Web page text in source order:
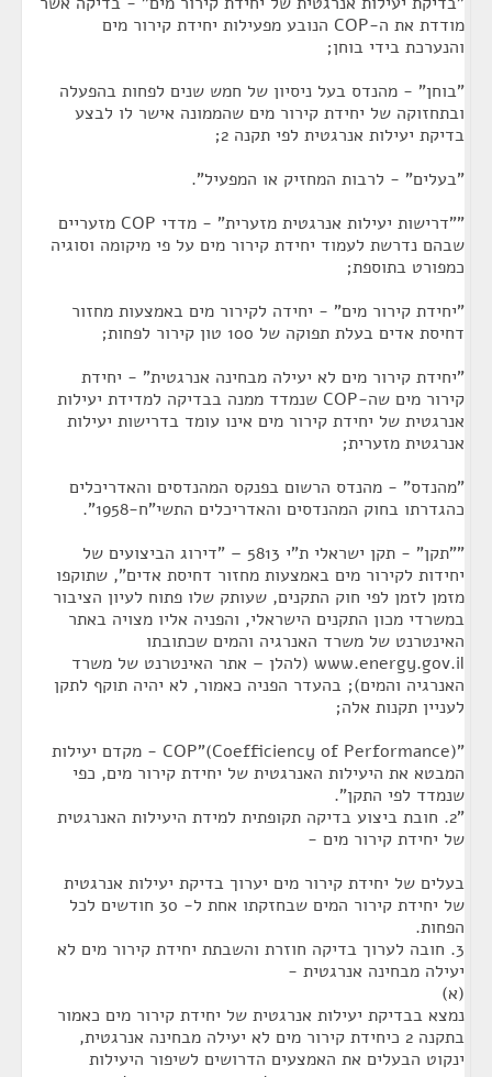
מודדת את ה-COP הנובע מפעילות יחידת קירור מים
והנערכת בידי בוחן;
"בוחן" - מהנדס בעל ניסיון של חמש שנים לפחות בהפעלה
ובתחזוקה של יחידת קירור מים שהממונה אישר לו לבצע
בדיקת יעילות אנרגטית לפי תקנה 2;
"בעלים" - לרבות המחזיק או המפעיל".
""דרישות יעילות אנרגטית מזערית" - מדדי COP מזעריים
שבהם נדרשת לעמוד יחידת קירור מים על פי מיקומה וסוגיה
כמפורט בתוספת;
"יחידת קירור מים" - יחידה לקירור מים באמצעות מחזור
דחיסת אדים בעלת תפוקה של 100 טון קירור לפחות;
"יחידת קירור מים לא יעילה מבחינה אנרגטית" - יחידת
קירור מים שה-COP שנמדד ממנה בבדיקה למדידת יעילות
אנרגטית של יחידת קירור מים אינו עומד בדרישות יעילות
אנרגטית מזערית;
"מהנדס" - מהנדס הרשום בפנקס המהנדסים והאדריכלים
כהגדרתו בחוק המהנדסים והאדריכלים התשי"ח-1958".
""תקן" - תקן ישראלי ת"י 5813 – "דירוג הביצועים של
יחידות לקירור מים באמצעות מחזור דחיסת אדים", שתוקפו
מזמן לזמן לפי חוק התקנים, שעותק שלו פתוח לעיון הציבור
במשרדי מכון התקנים הישראלי, והפניה אליו מצויה באתר
האינטרנט של משרד האנרגיה והמים שכתובתו
www.energy.gov.il (להלן – אתר האינטרנט של משרד
האנרגיה והמים); בהעדר הפניה כאמור, לא יהיה תוקף לתקן
לעניין תקנות אלה;
"COP"(Coefficiency of Performance) - מקדם יעילות
המבטא את היעילות האנרגטית של יחידת קירור מים, כפי
שנמדד לפי התקן".
"2. חובת ביצוע בדיקה תקופתית למידת היעילות האנרגטית
של יחידת קירור מים -
בעלים של יחידת קירור מים יערוך בדיקת יעילות אנרגטית
של יחידת קירור המים שבחזקתו אחת ל- 30 חודשים לכל
הפחות.
3. חובה לערוך בדיקה חוזרת והשבתת יחידת קירור מים לא
יעילה מבחינה אנרגטית -
(א)
נמצא בבדיקת יעילות אנרגטית של יחידת קירור מים כאמור
בתקנה 2 כיחידת קירור מים לא יעילה מבחינה אנרגטית,
ינקוט הבעלים את האמצעים הדרושים לשיפור היעילות